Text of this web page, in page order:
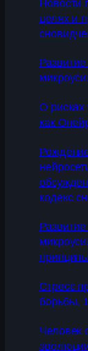
Новости
целях и
О рисках
как
кодекс
Стресс
борьбы,
Человек